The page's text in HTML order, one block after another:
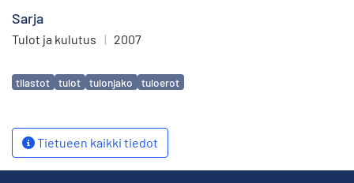
Sarja
Tulot ja kulutus | 2007
Avainsanat
tilastot tulot tulonjako tuloerot
Tietueen kaikki tiedot